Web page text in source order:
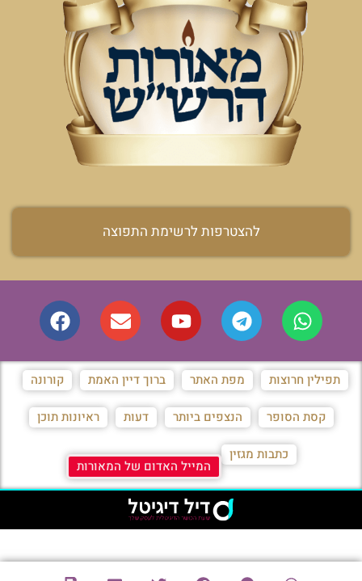
להצטרפות לרשימת התפוצה
תפילין חרוצות מפת האתר ברוך דיין האמת קורונה
קסת הסופר הנצפים ביותר דעות ראיונות תוכן
כתבות מגזין
המייל האדום של המאורות